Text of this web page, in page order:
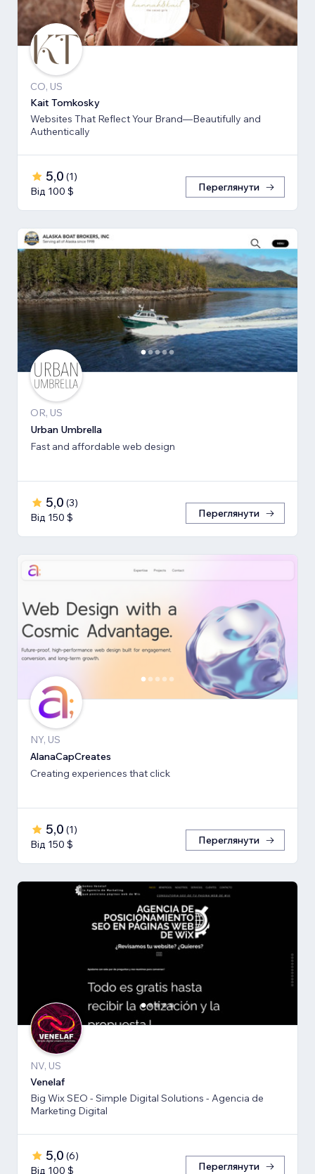
CO, US
Kait Tomkosky
Websites That Reflect Your Brand—Beautifully and
Authentically
5,0 (1)
Від 100 $
Переглянути
OR, US
Urban Umbrella
Fast and affordable web design
5,0 (3)
Від 150 $
Переглянути
NY, US
AlanaCapCreates
Creating experiences that click
5,0 (1)
Від 150 $
Переглянути
NV, US
Venelaf
Big Wix SEO - Simple Digital Solutions - Agencia de
Marketing Digital
5,0 (6)
Від 100 $
Переглянути